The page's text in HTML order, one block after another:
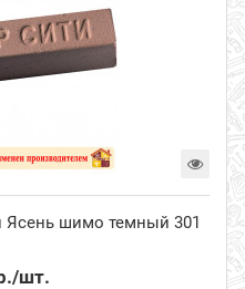
Ясень шимо темный 301
/шт.